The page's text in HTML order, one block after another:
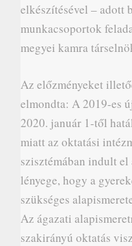
elkészítésével – adott
munkacsoportok
megyei kamra
Az előzményeket
elmondta: A 2019-es
2020. január 1-től
miatt az oktatási
szisztémában indult
lényege, hogy a
szükséges
Az ágazati
szakirányú oktatás